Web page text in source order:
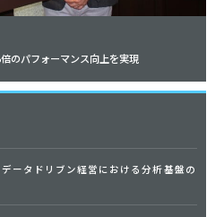
のパフォーマンス向上を実現
ータドリブン経営における分析基盤の